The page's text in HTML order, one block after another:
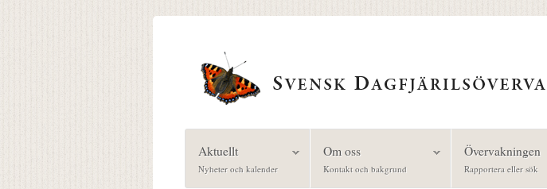
Aktuellt
Nyheter och kalender
Om oss
Kontakt och bakgrund
Övervakningen
Rapportera eller sök